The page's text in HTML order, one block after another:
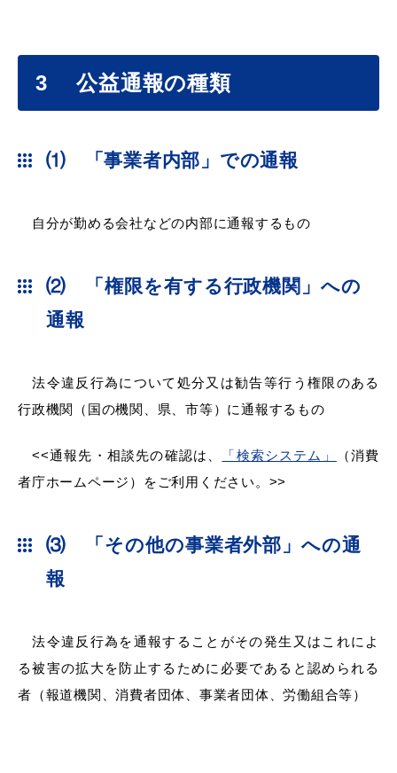
引っ越し・住まい
目的から探す
届出・証明 税金
防災・消防
公共交通・
3 公益通報の種類
⑴ 「事業者内部」での通報
自分が勤める会社などの内部に通報するもの
⑵ 「権限を有する行政機関」への
通報
法令違反行為について処分又は勧告等行う権限のある
行政機関（国の機関、県、市等）に通報するもの
<<通報先・相談先の確認は、 「検索システム」
（消費
者庁ホームページ）をご利用ください。>>
⑶ 「その他の事業者外部」への通
報
法令違反行為を通報することがその発生又はこれによ
る被害の拡大を防止するために必要であると認められる
者（報道機関、消費者団体、事業者団体、労働組合等）